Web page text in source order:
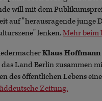
will mit dem
auf "herausragende junge
lenken.Mehr beim
Klaus Hoffmann
Land Berlin zusammen
des öffentlichen Lebens
Zeitung.